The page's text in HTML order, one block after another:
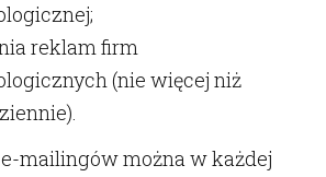
reklam firm
(nie więcej niż
e-mailingów można w każdej